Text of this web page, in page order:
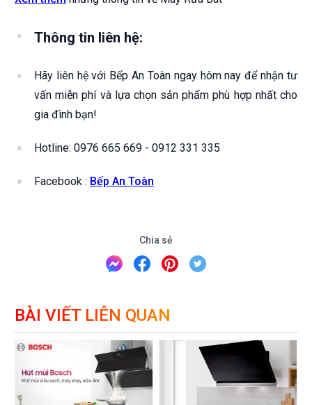
Thông tin liên hệ:
Hãy liên hệ với Bếp An Toàn ngay hôm nay để nhận tư
vấn miễn phí và lựa chọn sản phẩm phù hợp nhất cho
gia đình bạn!
Hotline: 0976 665 669 - 0912 331 335
Facebook : Bếp An Toàn
Chia sẻ
BÀI VIẾT LIÊN QUAN